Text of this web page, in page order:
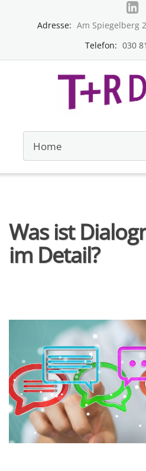
Adresse: Am Spiegelberg
Telefon: 030
Was ist
im Detail?